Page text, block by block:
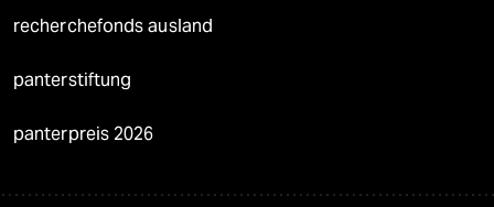
recherchefonds ausland
panterstiftung
panterpreis 2026